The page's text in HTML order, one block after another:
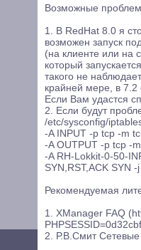
Возможные
1. В RedHat 8.0 я
возможен запуск
(на клиенте или на
который
такого не
крайней мере, в 7.2
Если Вам удастся
2. Если будут
/etc/sysconfig/
-A INPUT -p tcp -m
-A OUTPUT -p tcp -
-A RH-Lokkit-0-50-
SYN,RST,ACK SYN
Рекомендуемая
1. XManager FAQ
2. Р.В.Смит Сетевые